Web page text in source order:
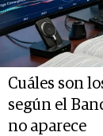
Cuáles son
según el
no aparece